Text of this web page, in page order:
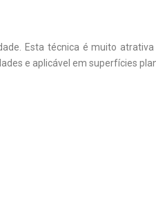
Esta técnica é muito
e aplicável em superfícies